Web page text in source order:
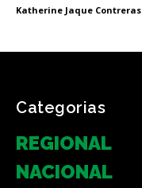
Katherine Jaque Contreras
Categorias
REGIONAL
NACIONAL